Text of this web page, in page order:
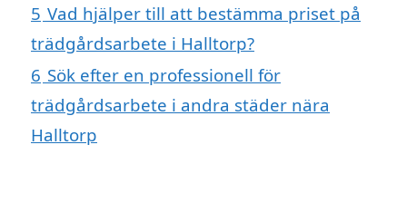
5 Vad hjälper till att bestämma priset på
trädgårdsarbete i Halltorp?
6 Sök efter en professionell för
trädgårdsarbete i andra städer nära
Halltorp